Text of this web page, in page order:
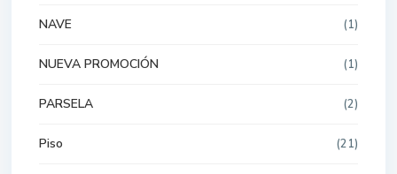
NAVE (1)
NUEVA PROMOCIÓN (1)
PARSELA (2)
Piso (21)